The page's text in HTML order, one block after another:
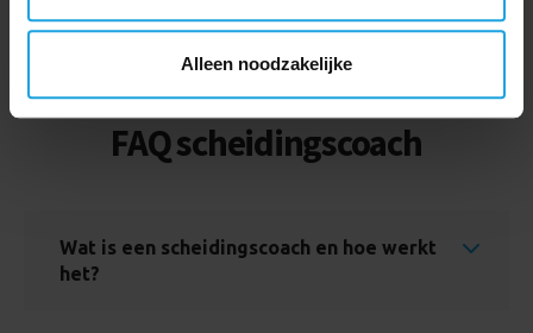
kiezen welke cookies je accepteert. Je kunt je keuze op
cookiebeleid en onze
Alleen noodzakelijke
5 voor 12-programma
FAQ scheidingscoach
Wat is een scheidingscoach en hoe werkt
het?